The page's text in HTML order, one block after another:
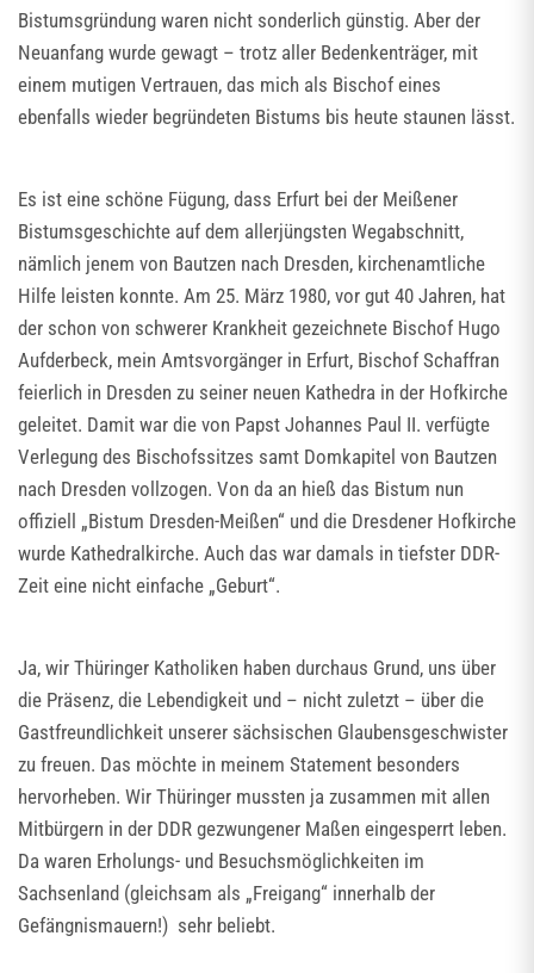
Bistumsgründung waren nicht sonderlich günstig. Aber der
Neuanfang wurde gewagt – trotz aller Bedenkenträger, mit
einem mutigen Vertrauen, das mich als Bischof eines
ebenfalls wieder begründeten Bistums bis heute staunen lässt.
Es ist eine schöne Fügung, dass Erfurt bei der Meißener
Bistumsgeschichte auf dem allerjüngsten Wegabschnitt,
nämlich jenem von Bautzen nach Dresden, kirchenamtliche
Hilfe leisten konnte. Am 25. März 1980, vor gut 40 Jahren, hat
der schon von schwerer Krankheit gezeichnete Bischof Hugo
Aufderbeck, mein Amtsvorgänger in Erfurt, Bischof Schaffran
feierlich in Dresden zu seiner neuen Kathedra in der Hofkirche
geleitet. Damit war die von Papst Johannes Paul II. verfügte
Verlegung des Bischofssitzes samt Domkapitel von Bautzen
nach Dresden vollzogen. Von da an hieß das Bistum nun
offiziell „Bistum Dresden-Meißen“ und die Dresdener Hofkirche
wurde Kathedralkirche. Auch das war damals in tiefster DDR-
Zeit eine nicht einfache „Geburt“.
Ja, wir Thüringer Katholiken haben durchaus Grund, uns über
die Präsenz, die Lebendigkeit und – nicht zuletzt – über die
Gastfreundlichkeit unserer sächsischen Glaubensgeschwister
zu freuen. Das möchte in meinem Statement besonders
hervorheben. Wir Thüringer mussten ja zusammen mit allen
Mitbürgern in der DDR gezwungener Maßen eingesperrt leben.
Da waren Erholungs- und Besuchsmöglichkeiten im
Sachsenland (gleichsam als „Freigang“ innerhalb der
Gefängnismauern!) sehr beliebt.